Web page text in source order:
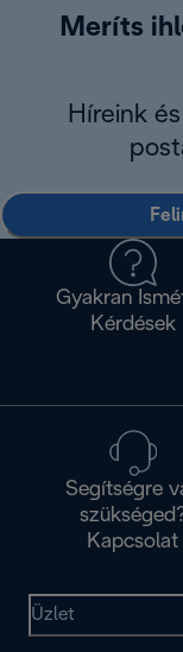
Meríts
Híreink
Gyakran
Kérdések
Segítségre
Kapcsolat
Üzlet